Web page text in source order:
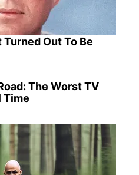
Out To Be
The Worst TV
Time